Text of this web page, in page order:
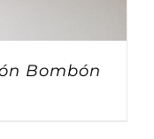
Bombón